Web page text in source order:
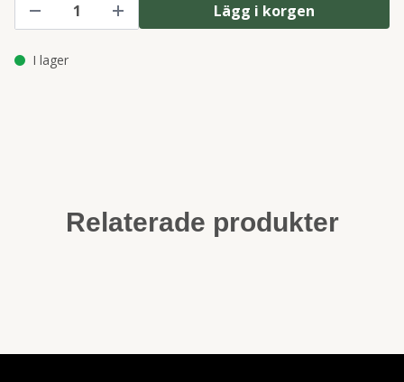
Lägg i korgen
I lager
Relaterade produkter